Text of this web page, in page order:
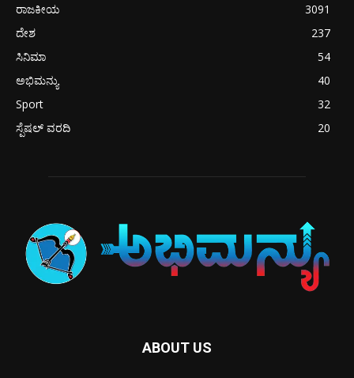
ರಾಜಕೀಯ
3091
ದೇಶ
237
ಸಿನಿಮಾ
54
ಅಭಿಮನ್ಯು
40
Sport
32
ಸ್ಪೆಷಲ್ ವರದಿ
20
ABOUT US